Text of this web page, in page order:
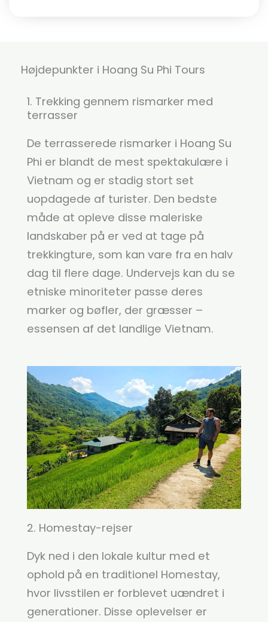
Højdepunkter i Hoang Su Phi Tours
1. Trekking gennem rismarker med
terrasser
De terrasserede rismarker i Hoang Su
Phi er blandt de mest spektakulære i
Vietnam og er stadig stort set
uopdagede af turister. Den bedste
måde at opleve disse maleriske
landskaber på er ved at tage på
trekkingture, som kan vare fra en halv
dag til flere dage. Undervejs kan du se
etniske minoriteter passe deres
marker og bøfler, der græsser –
essensen af det landlige Vietnam.
2. Homestay-rejser
Dyk ned i den lokale kultur med et
ophold på en traditionel Homestay,
hvor livsstilen er forblevet uændret i
generationer. Disse oplevelser er